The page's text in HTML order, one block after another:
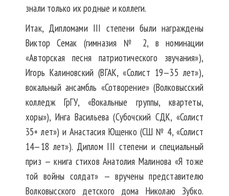
знали только их родные и коллеги.
Итак, Дипломами III степени были награждены
Виктор Семак (гимназия № 2, в номинации
«Авторская песня патриотического звучания»),
Игорь Калиновский (ВГАК, «Солист 19—35 лет»),
вокальный ансамбль «Сотворение» (Волковысский
колледж ГрГУ, «Вокальные группы, квартеты,
хоры»), Инга Васильева (Субочский СДК, «Солист
35+ лет») и Анастасия Ющенко (СШ № 4, «Солист
14—18 лет»). Диплом III степени и специальный
приз — книга стихов Анатолия Малинова «Я тоже
той войны солдат» — вручены представителю
Волковысского детского дома Николаю Зубко.